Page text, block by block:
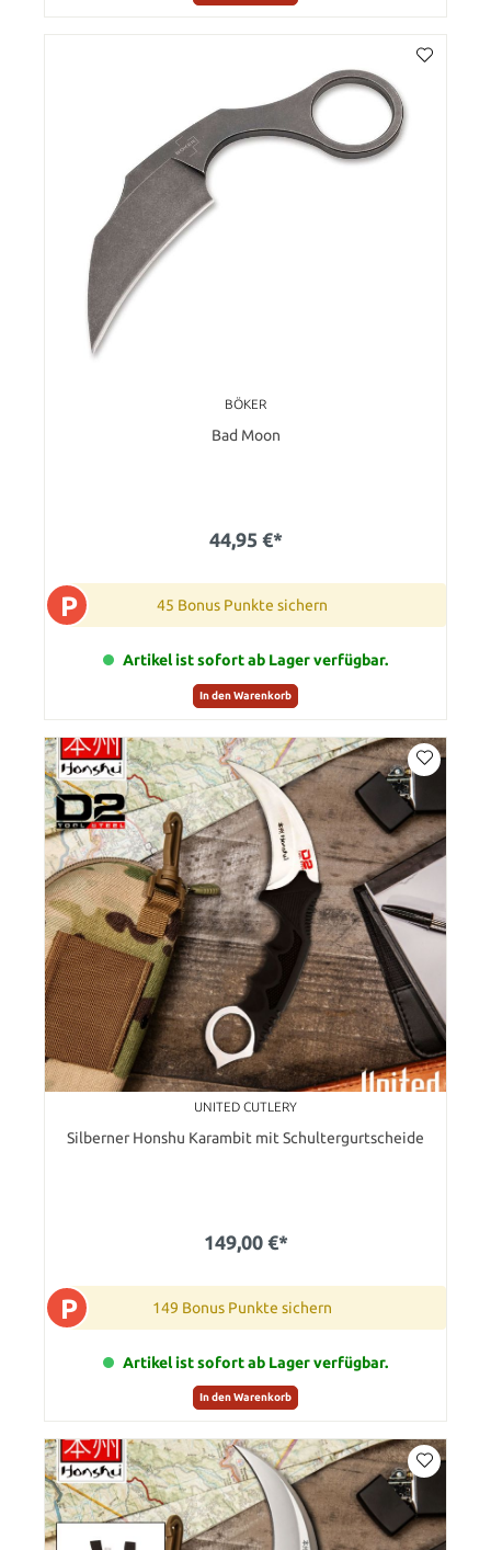
BÖKER
Bad Moon
44,95 €*
P 45 Bonus Punkte sichern
Artikel ist sofort ab Lager verfügbar.
In den Warenkorb
UNITED CUTLERY
Silberner Honshu Karambit mit Schultergurtscheide
149,00 €*
P 149 Bonus Punkte sichern
Artikel ist sofort ab Lager verfügbar.
In den Warenkorb